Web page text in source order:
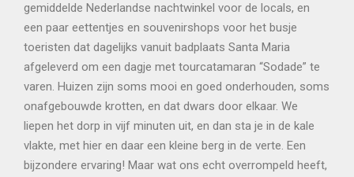
gemiddelde Nederlandse nachtwinkel voor de locals, en
een paar eettentjes en souvenirshops voor het busje
toeristen dat dagelijks vanuit badplaats Santa Maria
afgeleverd om een dagje met tourcatamaran “Sodade” te
varen. Huizen zijn soms mooi en goed onderhouden, soms
onafgebouwde krotten, en dat dwars door elkaar. We
liepen het dorp in vijf minuten uit, en dan sta je in de kale
vlakte, met hier en daar een kleine berg in de verte. Een
bijzondere ervaring! Maar wat ons echt overrompeld heeft,